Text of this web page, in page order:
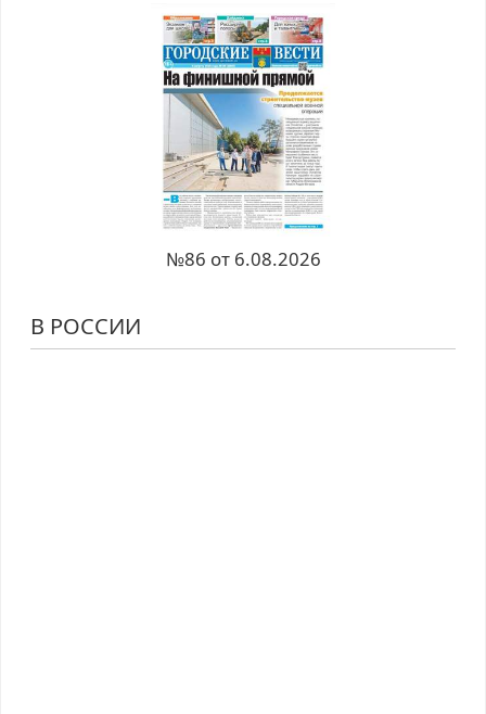
№86 от 6.08.2026
В РОССИИ